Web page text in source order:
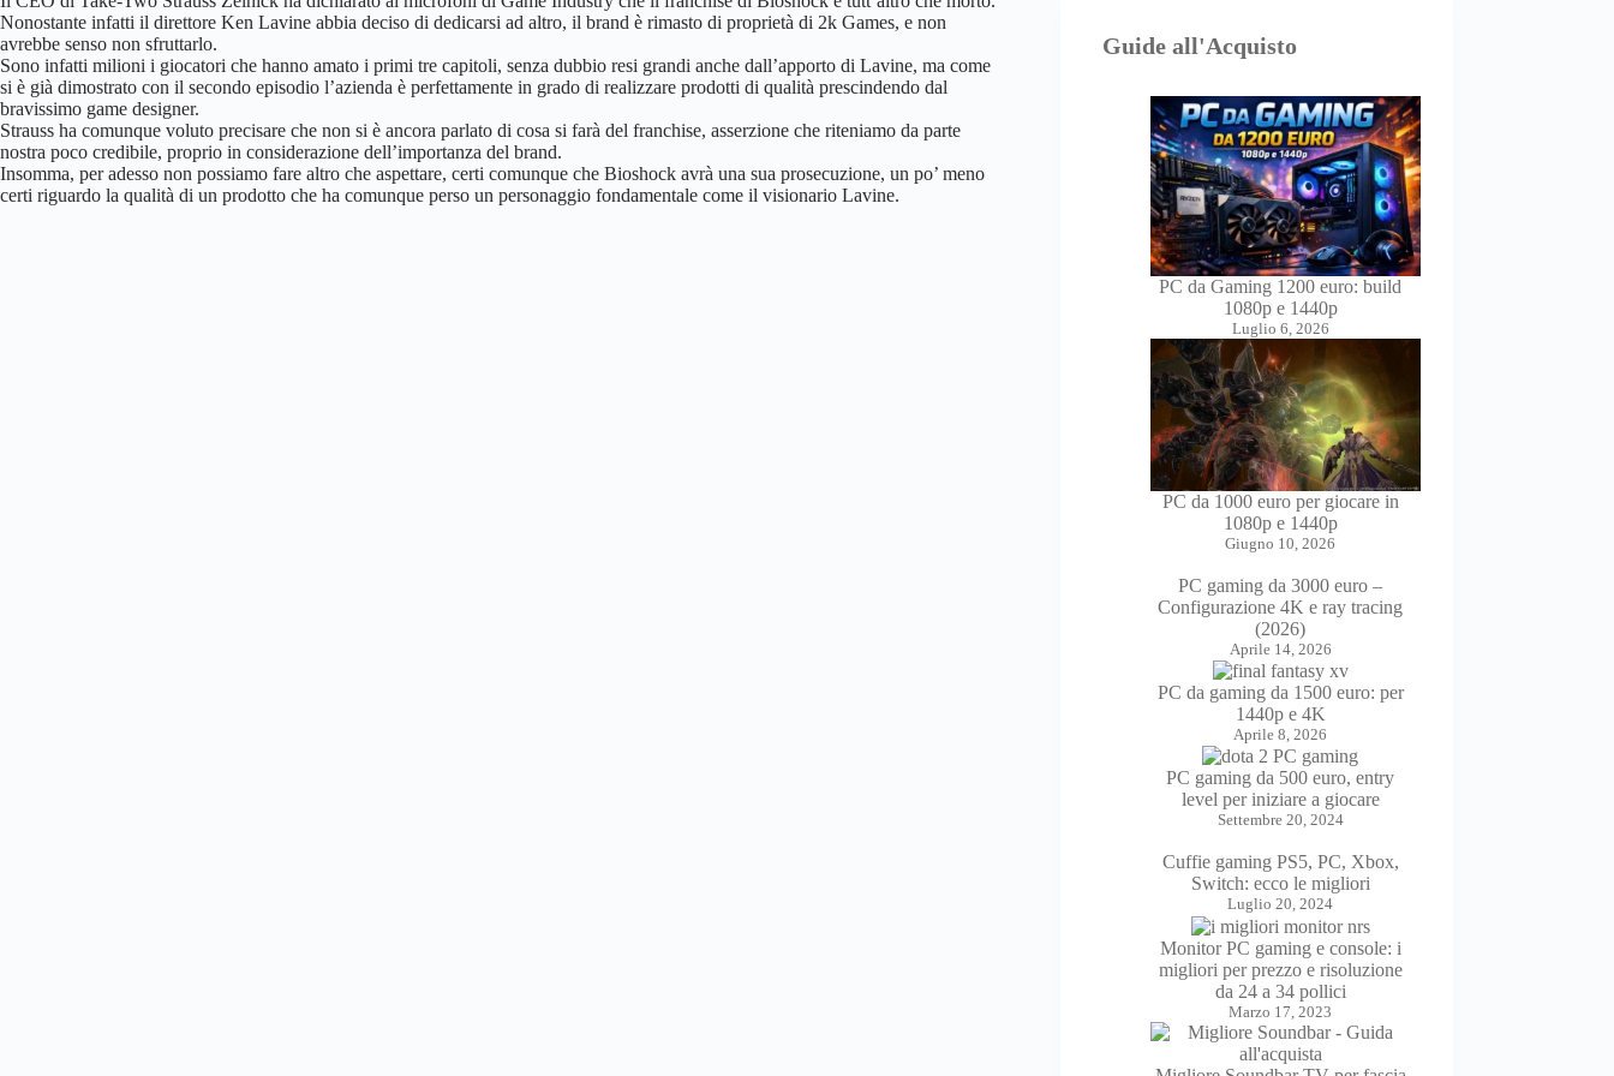
Nonostante infatti il direttore Ken Lavine abbia deciso di dedicarsi ad altro, il brand è rimasto di proprietà di 2k Games, e non
avrebbe senso non sfruttarlo.
Sono infatti milioni i giocatori che hanno amato i primi tre capitoli, senza dubbio resi grandi anche dall’apporto di Lavine, ma come
si è già dimostrato con il secondo episodio l’azienda è perfettamente in grado di realizzare prodotti di qualità prescindendo dal
bravissimo game designer.
Strauss ha comunque voluto precisare che non si è ancora parlato di cosa si farà del franchise, asserzione che riteniamo da parte
nostra poco credibile, proprio in considerazione dell’importanza del brand.
Insomma, per adesso non possiamo fare altro che aspettare, certi comunque che Bioshock avrà una sua prosecuzione, un po’ meno
certi riguardo la qualità di un prodotto che ha comunque perso un personaggio fondamentale come il visionario Lavine.
Guide all'Acquisto
PC da Gaming 1200 euro: build
1080p e 1440p
Luglio 6, 2026
PC da 1000 euro per giocare in
1080p e 1440p
Giugno 10, 2026
PC gaming da 3000 euro –
Configurazione 4K e ray tracing
(2026)
Aprile 14, 2026
PC da gaming da 1500 euro: per
1440p e 4K
Aprile 8, 2026
PC gaming da 500 euro, entry
level per iniziare a giocare
Settembre 20, 2024
Cuffie gaming PS5, PC, Xbox,
Switch: ecco le migliori
Luglio 20, 2024
Monitor PC gaming e console: i
migliori per prezzo e risoluzione
da 24 a 34 pollici
Marzo 17, 2023